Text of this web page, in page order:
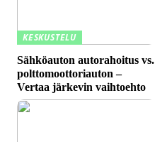
KESKUSTELU
Sähköauton autorahoitus vs.
polttomoottoriauton –
Vertaa järkevin vaihtoehto